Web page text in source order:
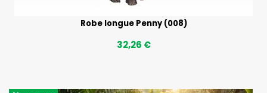
Robe longue Penny (008)
32,26 €